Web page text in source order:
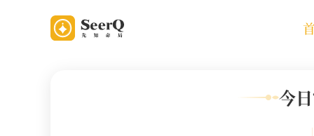
今